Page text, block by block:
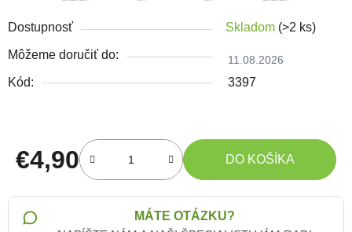
Dostupnosť Skladom (>2 ks)
Môžeme doručiť do: 11.08.2026
Kód: 3397
€4,90
Jednotková cena:
DO KOŠÍKA
MÁTE OTÁZKU?